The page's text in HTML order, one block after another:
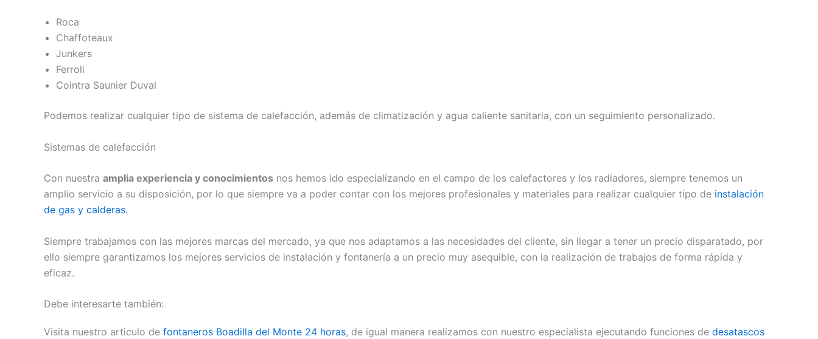
Roca
Chaffoteaux
Junkers
Ferroli
Cointra Saunier Duval
Podemos realizar cualquier tipo de sistema de calefacción, además de climatización y agua caliente sanitaria, con un seguimiento personalizado.
Sistemas de calefacción
Con nuestra amplia experiencia y conocimientos nos hemos ido especializando en el campo de los calefactores y los radiadores, siempre tenemos un
amplio servicio a su disposición, por lo que siempre va a poder contar con los mejores profesionales y materiales para realizar cualquier tipo de instalación
de gas y calderas.
Siempre trabajamos con las mejores marcas del mercado, ya que nos adaptamos a las necesidades del cliente, sin llegar a tener un precio disparatado, por
ello siempre garantizamos los mejores servicios de instalación y fontanería a un precio muy asequible, con la realización de trabajos de forma rápida y
eficaz.
Debe interesarte también:
Visita nuestro articulo de fontaneros Boadilla del Monte 24 horas, de igual manera realizamos con nuestro especialista ejecutando funciones de desatascos